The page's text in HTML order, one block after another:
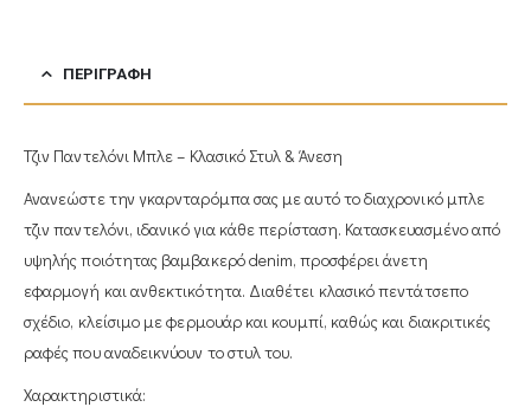
ΠΕΡΙΓΡΑΦΉ
Τζιν Παντελόνι Μπλε – Κλασικό Στυλ & Άνεση
Ανανεώστε την γκαρνταρόμπα σας με αυτό το διαχρονικό μπλε
τζιν παντελόνι, ιδανικό για κάθε περίσταση. Κατασκευασμένο από
υψηλής ποιότητας βαμβακερό denim, προσφέρει άνετη
εφαρμογή και ανθεκτικότητα. Διαθέτει κλασικό πεντάτσεπο
σχέδιο, κλείσιμο με φερμουάρ και κουμπί, καθώς και διακριτικές
ραφές που αναδεικνύουν το στυλ του.
Χαρακτηριστικά: